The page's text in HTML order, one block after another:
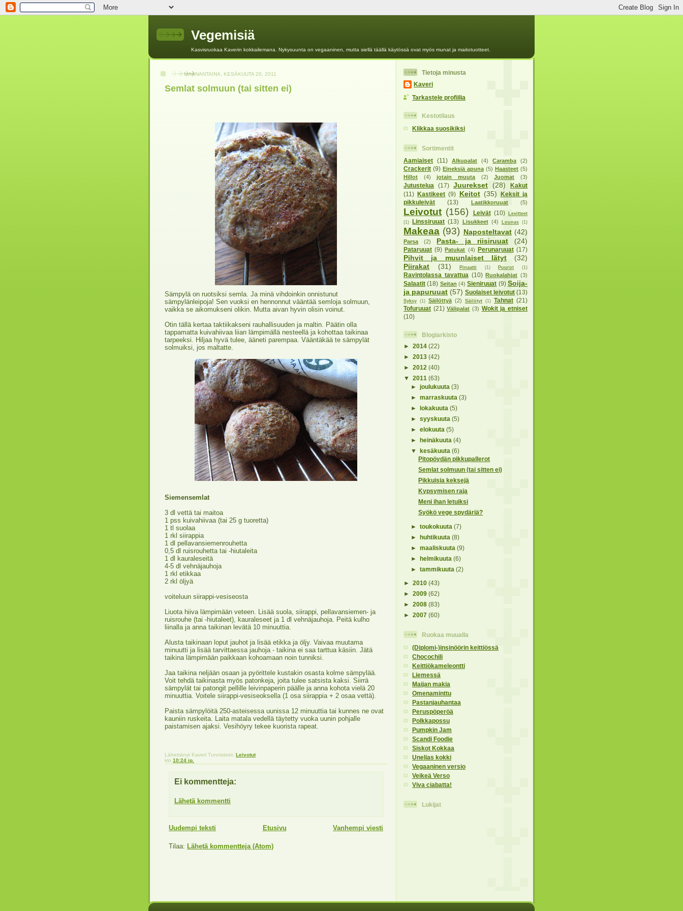
Vegemisiä
Kasvisruokaa Kaverin kokkailemana. Nykysuunta on vegaaninen, mutta siellä täällä käytössä ovat myös munat ja maitotuotteet.
MAANANTAINA, KESÄKUUTA 20, 2011
Semlat solmuun (tai sitten ei)
Sämpylä on ruotsiksi semla. Ja minä vihdoinkin onnistunut
sämpylänleipoja! Sen vuoksi en hennonnut vääntää semloja solmuun,
vaikka se aikomukseni olikin. Mutta aivan hyvin olisin voinut.
Otin tällä kertaa taktiikakseni rauhallisuuden ja maltin. Päätin olla
tappamatta kuivahiivaa liian lämpimällä nesteellä ja kohottaa taikinaa
tarpeeksi. Hiljaa hyvä tulee, ääneti parempaa. Vääntäkää te sämpylät
solmuiksi, jos maltatte.
Siemensemlat
3 dl vettä tai maitoa
1 pss kuivahiivaa (tai 25 g tuoretta)
1 tl suolaa
1 rkl siirappia
1 dl pellavansiemenrouhetta
0,5 dl ruisrouhetta tai -hiutaleita
1 dl kauraleseitä
4-5 dl vehnäjauhoja
1 rkl etikkaa
2 rkl öljyä
voiteluun siirappi-vesiseosta
Liuota hiiva lämpimään veteen. Lisää suola, siirappi, pellavansiemen- ja
ruisrouhe (tai -hiutaleet), kauraleseet ja 1 dl vehnäjauhoja. Peitä kulho
liinalla ja anna taikinan levätä 10 minuuttia.
Alusta taikinaan loput jauhot ja lisää etikka ja öljy. Vaivaa muutama
minuutti ja lisää tarvittaessa jauhoja - taikina ei saa tarttua käsiin. Jätä
taikina lämpimään paikkaan kohoamaan noin tunniksi.
Jaa taikina neljään osaan ja pyörittele kustakin osasta kolme sämpylää.
Voit tehdä taikinasta myös patonkeja, joita tulee satsista kaksi. Siirrä
sämpylät tai patongit pellille leivinpaperin päälle ja anna kohota vielä 20
minuuttia. Voitele siirappi-vesiseoksella (1 osa siirappia + 2 osaa vettä).
Paista sämpylöitä 250-asteisessa uunissa 12 minuuttia tai kunnes ne ovat
kauniin ruskeita. Laita matala vedellä täytetty vuoka uunin pohjalle
paistamisen ajaksi. Vesihöyry tekee kuorista rapeat.
Lähettänyt Kaveri Tunnisteet: Leivotut
klo 10:24 ip.
Ei kommentteja:
Lähetä kommentti
Uudempi teksti Vanhempi viesti
Etusivu
Tilaa: Lähetä kommentteja (Atom)
Tietoja minusta
Kaveri
Tarkastele profiilia
Kestotilaus
Klikkaa suosikiksi
Sortimentit
Aamiaiset
(11) Alkupalat (4) Caramba (2)
Crackerit (9) Eineksiä apuna (5) Haasteet (5)
Hillot
(4) jotain muuta (2) Juomat (3)
Jutustelua (17) Juurekset (28)
Kakut
(11) Kastikeet (9) Keitot (35)
Keksit ja
pikkuleivät
(13) Laatikkoruuat (5)
Leivotut (156) Leivät (10)
Levitteet
(1)
Linssiruuat (13) Lisukkeet (4) Lounas (1)
Makeaa (93) Naposteltavat (42)
Parsa (2) Pasta- ja riisiruuat (24)
Pataruuat (9) Patukat (4) Perunaruuat (17)
Pihvit ja muunlaiset lätyt
(32)
Piirakat
(31) Pinaatti (1) Puurot (1)
Ravintolassa tavattua (10) Ruokalahjat (3)
Salaatit (18) Seitan (4) Sieniruuat (9) Soija-
ja papuruuat (57) Suolaiset leivotut (13)
Syksy (1) Säilöttyä (2) Säilötyt (1) Tahnat (21)
Tofuruuat (21) Välipalat (3) Wokit ja etniset
(10)
Blogiarkisto
► 2014 (22)
► 2013 (42)
► 2012 (40)
▼ 2011 (63)
►joulukuuta(3)
►marraskuuta(3)
►lokakuuta(5)
►syyskuuta(5)
►elokuuta(5)
►heinäkuuta(4)
▼kesäkuuta(6)
Pitopöydän pikkupallerot
Semlat solmuun (tai sitten ei)
Pikkuisia keksejä
Kypsymisen raja
Meni ihan letuiksi
Syökö vege spydäriä?
►toukokuuta(7)
►huhtikuuta(8)
►maaliskuuta(9)
►helmikuuta(6)
►tammikuuta(2)
► 2010 (43)
► 2009 (62)
► 2008 (83)
► 2007 (60)
Ruokaa muualla
(Diplomi-)insinöörin keittiössä
Chocochili
Keittiökameleontti
Liemessä
Maijan makia
Omenaminttu
Pastanjauhantaa
Peruspöperöä
Polkkapossu
Pumpkin Jam
Scandi Foodie
Siskot Kokkaa
Unelias kokki
Vegaaninen versio
Veikeä Verso
Viva ciabatta!
Lukijat